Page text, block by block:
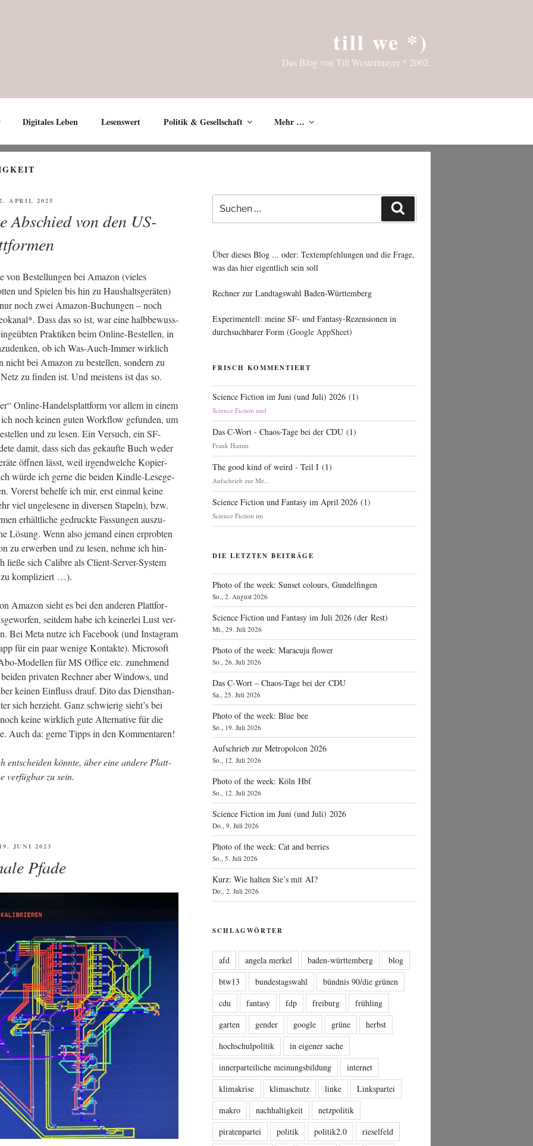
till we *)
Das Blog von Till Westermayer * 2002
Digitales Leben Lesenswert Politik & Gesellschaft Mehr …
APRIL 2025
Abschied von den US-
von Bestel­lun­gen bei Ama­zon (vie­les
und Spie­len bis hin zu Haus­halts­ge­rä­ten)
noch zwei Ama­zon-Buchun­gen – noch
Dass das so ist, war eine halb­be­wuss­
Prak­ti­ken beim Online-Bestel­len, in
ob ich Was-Auch-Immer wirk­lich
bei Ama­zon zu bestel­len, son­dern zu
zu fin­den ist. Und meis­tens ist das so.
Online-Han­dels­platt­form vor allem in einem
noch kei­nen guten Work­flow gefun­den, um
und zu lesen. Ein Ver­such, ein SF-
damit, dass sich das gekauf­te Buch weder
öff­nen lässt, weil irgend­wel­che Kopier­
wür­de ich ger­ne die bei­den Kind­le-Lese­ge­
Vor­erst behel­fe ich mir, erst ein­mal kei­ne
viel unge­le­se­ne in diver­sen Sta­peln), bzw.
erhält­li­che gedruck­te Fas­sun­gen aus­zu­
Lösung. Wenn also jemand einen erprob­ten
zu erwer­ben und zu lesen, neh­me ich hin­
lie­ße sich Calib­re als Cli­ent-Ser­ver-Sys­tem
zu kompliziert …).
Ama­zon sieht es bei den ande­ren Platt­for­
seit­dem habe ich kei­ner­lei Lust ver­
Bei Meta nut­ze ich Face­book (und Insta­gram
für ein paar weni­ge Kon­tak­te). Micro­soft
Model­len für MS Office etc. zuneh­mend
pri­va­ten Rech­ner aber Win­dows, und
kei­nen Ein­fluss drauf. Dito das Dienst­han­
sich her­zieht. Ganz schwie­rig sieht’s bei
kei­ne wirk­lich gute Alter­na­ti­ve für die
Auch da: ger­ne Tipps in den Kommentaren!
ent­schei­den könn­te, über eine ande­re Platt­
ver­füg­bar zu sein.
JUNI 2023
Pfade
Suche
nach:
Über dieses Blog ... oder: Textempfehlungen und die Frage,
was das hier eigentlich sein soll
Rechner zur Landtagswahl Baden-Württemberg
Experimentell: meine SF- und Fantasy-Rezensionen in
durchsuchbarer Form (Google AppSheet)
FRISCH KOMMENTIERT
Science Fiction im Juni (und Juli) 2026 (1)
Science Fiction und
Das C-Wort - Chaos-Tage bei der CDU (1)
Frank Hamm
The good kind of weird - Teil I (1)
Aufschrieb zur Me...
Science Fiction und Fantasy im April 2026 (1)
Science Fiction im
DIE LETZTEN BEITRÄGE
Photo of the week: Sunset colours, Gundelfingen
So., 2. August 2026
Science Fiction und Fantasy im Juli 2026 (der Rest)
Mi., 29. Juli 2026
Photo of the week: Maracuja flower
So., 26. Juli 2026
Das C‑Wort – Chaos-Tage bei der CDU
Sa., 25. Juli 2026
Photo of the week: Blue bee
So., 19. Juli 2026
Aufschrieb zur Metropolcon 2026
So., 12. Juli 2026
Photo of the week: Köln Hbf
So., 12. Juli 2026
Science Fiction im Juni (und Juli) 2026
Do., 9. Juli 2026
Photo of the week: Cat and berries
So., 5. Juli 2026
Kurz: Wie halten Sie’s mit AI?
Do., 2. Juli 2026
SCHLAGWÖRTER
afd angela merkel baden-württemberg
blog
btw13
bundestagswahl
bündnis 90/die grünen
cdu
fantasy fdp freiburg
frühling
garten
gender google grüne
herbst
hochschulpolitik
in eigener sache
innerparteiliche meinungsbildung
internet
klimakrise
klimaschutz linke
Linkspartei
makro
nachhaltigkeit
netzpolitik
piratenpartei
politik politik2.0
rieselfeld